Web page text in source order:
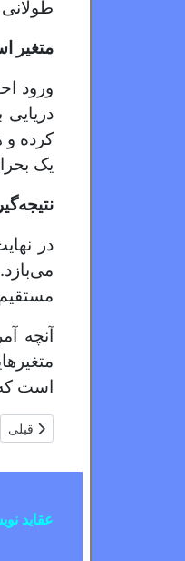
متغیر
ورود
کرده و
یک
در
آنچه
است که
مطلبقبلی
عقاید